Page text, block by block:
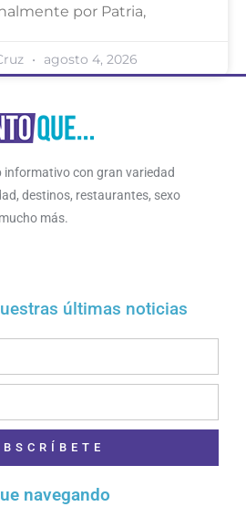
por Patria,
agosto 4, 2026
informativo con gran variedad
destinos, restaurantes, sexo
más.
últimas noticias
navegando